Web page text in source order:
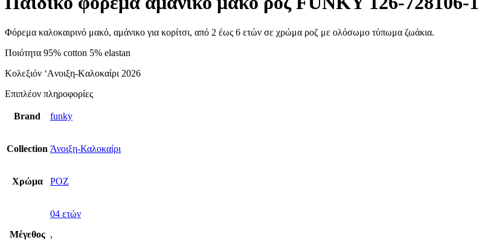
Φόρεμα καλοκαιρινό μακό, αμάνικο για κορίτσι, από 2 έως 6 ετών σε χρώμα ροζ με ολόσωμο τύπωμα ζωάκια.
Ποιότητα 95% cotton 5% elastan
Κολεξιόν ‘Aνοιξη-Kαλοκαίρι 2026
Επιπλέον πληροφορίες
Brand funky
Collection Άνοιξη-Καλοκαίρι
Χρώμα ΡΟΖ
Μέγεθος
04 ετών
,